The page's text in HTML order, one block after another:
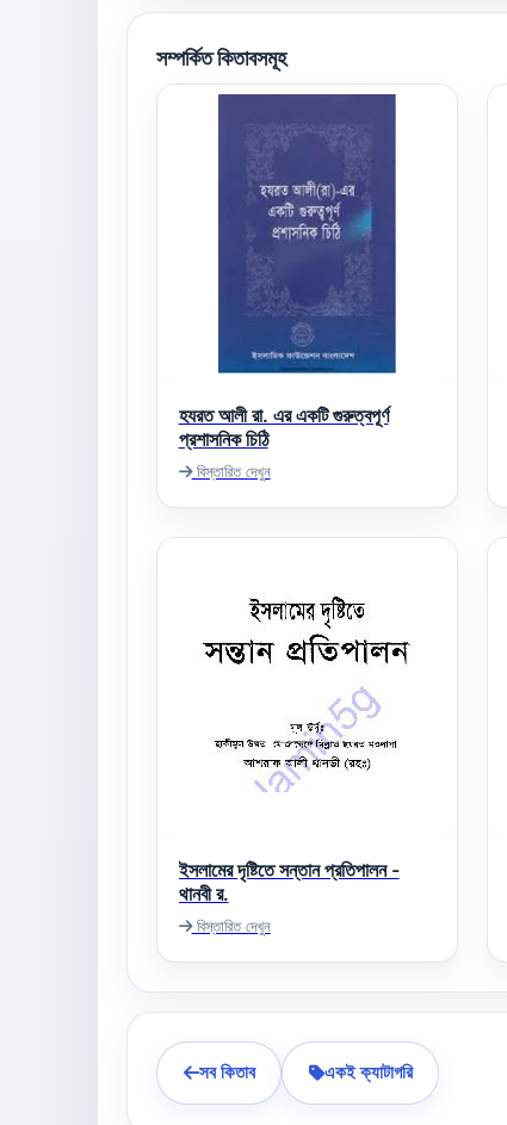
সম্পর্কিত কিতাবসমূহ
হযরত আলী রা. এর একটি গুরুত্বপূর্ণ
প্রশাসনিক চিঠি
বিস্তারিত দেখুন
ইসলামের দৃষ্টিতে সন্তান প্রতিপালন -
থানবী র.
বিস্তারিত দেখুন
সব কিতাব একই ক্যাটাগরি